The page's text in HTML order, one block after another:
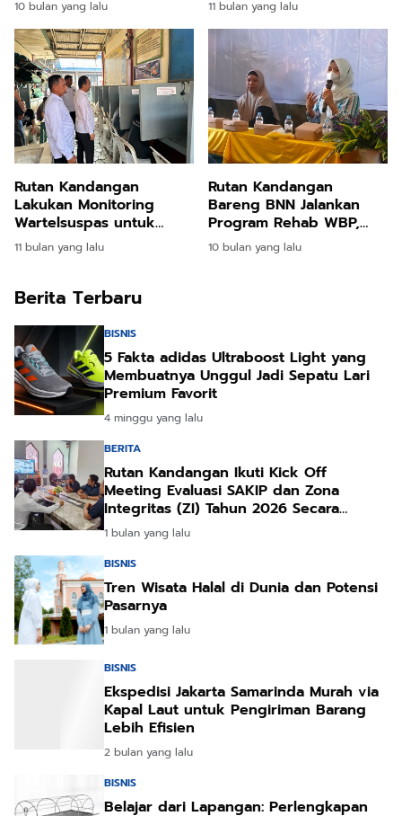
10 bulan yang lalu 11 bulan yang lalu
Rutan Kandangan
Lakukan Monitoring
Wartelsuspas untuk
Tingkatkan Kualitas
Pelayanan
11 bulan yang lalu
Rutan Kandangan
Bareng BNN Jalankan
Program Rehab WBP,
Fokus Pemulihan dan
Pencegahan
10 bulan yang lalu
Berita Terbaru
BISNIS
5 Fakta adidas Ultraboost Light yang
Membuatnya Unggul Jadi Sepatu Lari
Premium Favorit
4 minggu yang lalu
BERITA
Rutan Kandangan Ikuti Kick Off
Meeting Evaluasi SAKIP dan Zona
Integritas (ZI) Tahun 2026 Secara
Daring
1 bulan yang lalu
BISNIS
Tren Wisata Halal di Dunia dan Potensi
Pasarnya
1 bulan yang lalu
BISNIS
Ekspedisi Jakarta Samarinda Murah via
Kapal Laut untuk Pengiriman Barang
Lebih Efisien
2 bulan yang lalu
BISNIS
Belajar dari Lapangan: Perlengkapan